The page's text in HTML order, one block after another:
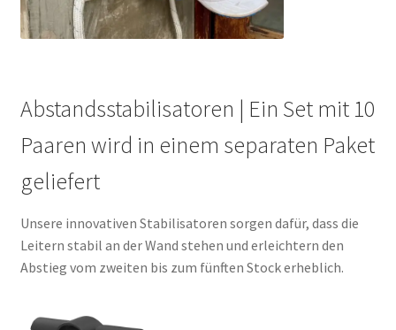
Abstandsstabilisatoren | Ein Set mit 10
Paaren wird in einem separaten Paket
geliefert
Unsere innovativen Stabilisatoren sorgen dafür, dass die
Leitern stabil an der Wand stehen und erleichtern den
Abstieg vom zweiten bis zum fünften Stock erheblich.